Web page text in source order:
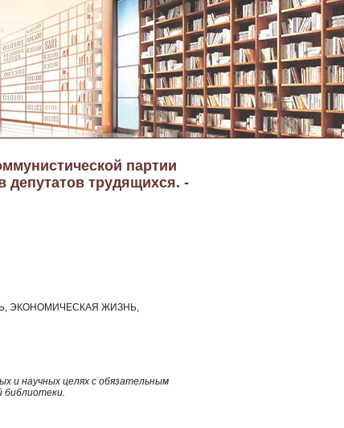
партии
депутатов трудящихся. -
ЭКОНОМИЧЕСКАЯ ЖИЗНЬ,
и научных целях с обязательным
библиотеки.